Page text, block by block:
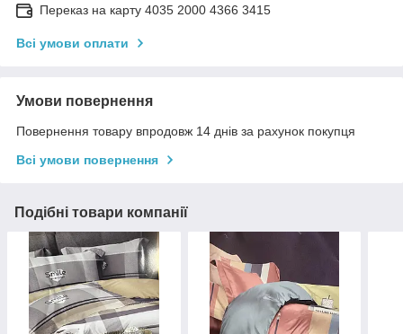
Переказ на карту 4035 2000 4366 3415
Всі умови оплати
Умови повернення
Повернення товару впродовж 14 днів за рахунок покупця
Всі умови повернення
Подібні товари компанії